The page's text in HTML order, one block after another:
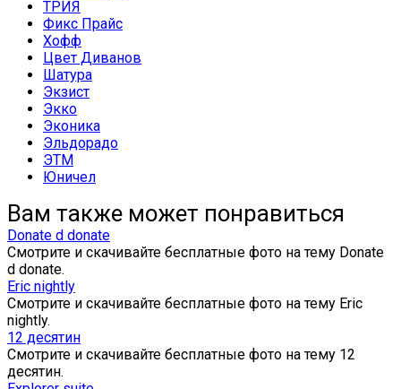
ТРИЯ
Фикс Прайс
Хофф
Цвет Диванов
Шатура
Экзист
Экко
Эконика
Эльдорадо
ЭТМ
Юничел
Вам также может понравиться
Donate d donate
Смотрите и скачивайте бесплатные фото на тему Donate
d donate.
Eric nightly
Смотрите и скачивайте бесплатные фото на тему Eric
nightly.
12 десятин
Смотрите и скачивайте бесплатные фото на тему 12
десятин.